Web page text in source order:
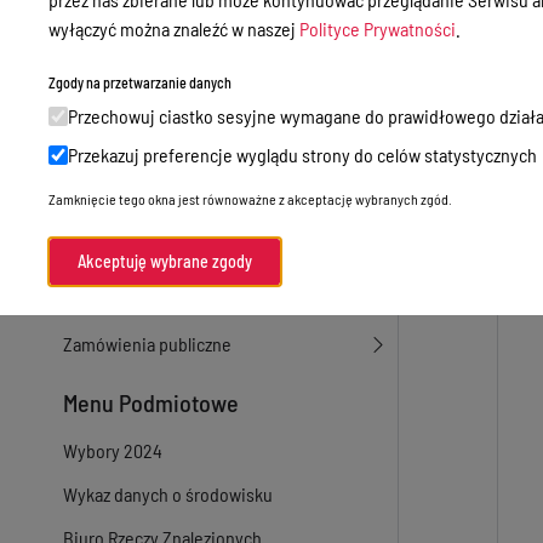
Sprawy załatwiane w urzędzie
Sprawy załatwiane internetowo
Oświadczenia majątkowe
e-Puap/ e-Doręczenia
Petycje
Praca
Zamówienia publiczne
Menu Podmiotowe
Wybory 2024
Wykaz danych o środowisku
Biuro Rzeczy Znalezionych
wyłączyć można znaleźć w naszej Polityce Prywatności
Zgody na przetwarzanie danych
Przechowuj ciastko sesyjne wymagane do prawidłowego
Przekazuj preferencje wyglądu strony do celów statystycznych
Zamknięcie tego okna jest równoważne z akceptację wybranych zgód.
Akceptuję wybrane zgody